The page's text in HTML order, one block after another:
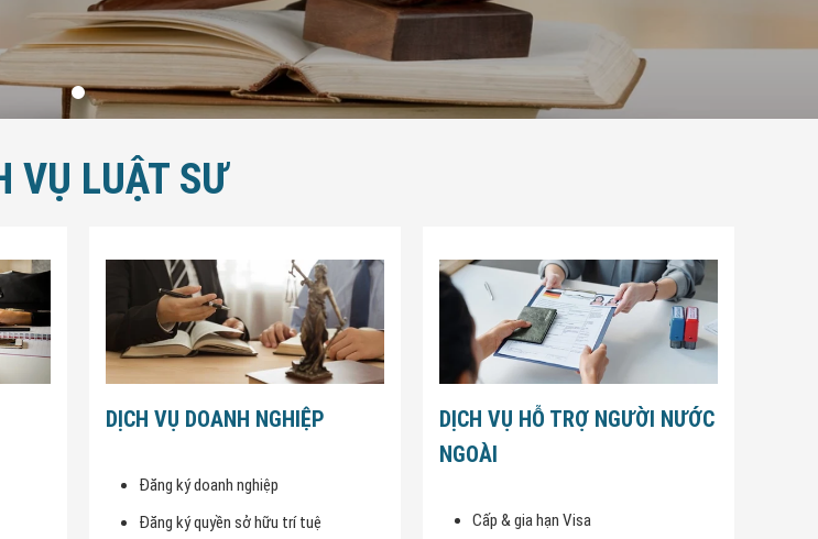
VỤ LUẬT SƯ
DỊCH VỤ DOANH NGHIỆP
Đăng ký doanh nghiệp
Đăng ký quyền sở hữu trí tuệ
DỊCH VỤ HỖ TRỢ NGƯỜI NƯỚC
NGOÀI
Cấp & gia hạn Visa